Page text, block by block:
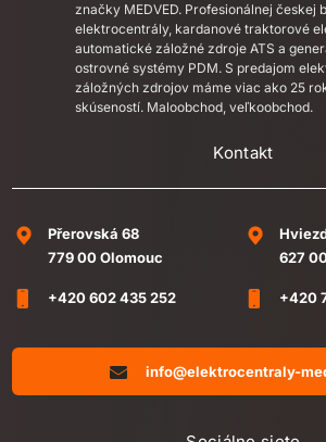
značky MEDVED. Profesionálnej českej
elektrocentrály, kardanové traktorové
automatické záložné zdroje ATS a
ostrovné systémy PDM. S predajom
záložných zdrojov máme viac ako 25
skúseností. Maloobchod, veľkoobchod.
Kontakt
Přerovská 68
779 00 Olomouc
+420 602 435 252
627
+420
info@elektrocentraly-